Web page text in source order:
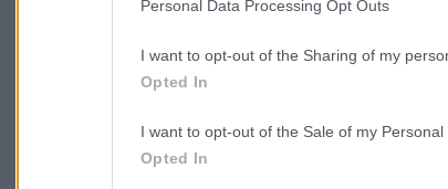
Personal Data Processing Opt Outs
I want to opt-out of the Sharing of my
Opted In
I want to opt-out of the Sale of my Personal
Opted In